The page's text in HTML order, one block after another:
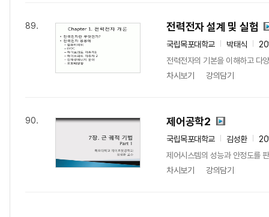
89. 전력전자 설계 및 실험
국립목포대학교 박태식
전력전자의 기본을 이해하고 다
차시보기
강의담기
90. 제어공학2
국립목포대학교 김성환
제어시스템의 성능과 안정도를
차시보기
강의담기